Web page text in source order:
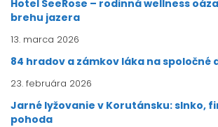
Hotel SeeRose – rodinná wellness
brehu jazera
13. marca 2026
84 hradov a zámkov láka na spoločné
23. februára 2026
Jarné lyžovanie v Korutánsku: slnko,
pohoda